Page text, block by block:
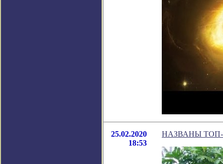
25.02.2020
18:53
НАЗВАНЫ